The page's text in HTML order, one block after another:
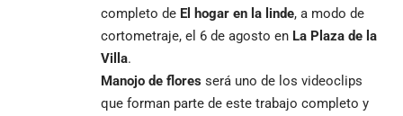
completo de El hogar en la linde, a modo de
cortometraje, el 6 de agosto en La Plaza de la
Villa.
Manojo de flores será uno de los videoclips
que forman parte de este trabajo completo y